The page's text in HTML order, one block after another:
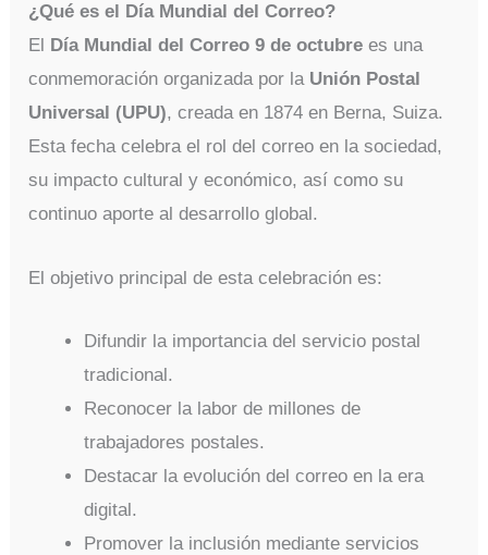
¿Qué es el Día Mundial del Correo?
El
Día Mundial del Correo 9 de octubre es una
conmemoración organizada por la Unión Postal
Universal (UPU), creada en 1874 en Berna, Suiza.
Esta fecha celebra el rol del correo en la sociedad,
su impacto cultural y económico, así como su
continuo aporte al desarrollo global.
El objetivo principal de esta celebración es:
Difundir la importancia del servicio postal
tradicional.
Reconocer la labor de millones de
trabajadores postales.
Destacar la evolución del correo en la era
digital.
Promover la inclusión mediante servicios